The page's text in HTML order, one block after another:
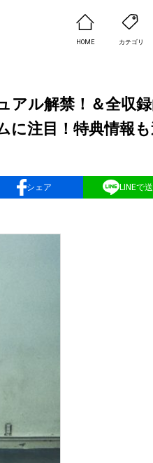
HOME カテゴリ
アル解禁！＆全収
に注目！特典情報
シェア LINEで